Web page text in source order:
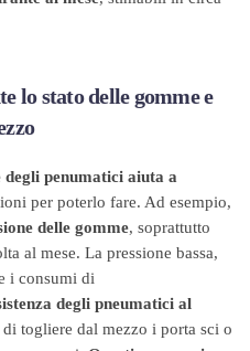
lo stato delle gomme e
degli penumatici aiuta a
per poterlo fare. Ad esempio,
delle gomme, soprattutto
al mese. La pressione bassa,
i consumi di
degli pneumatici al
togliere dal mezzo i porta sci o